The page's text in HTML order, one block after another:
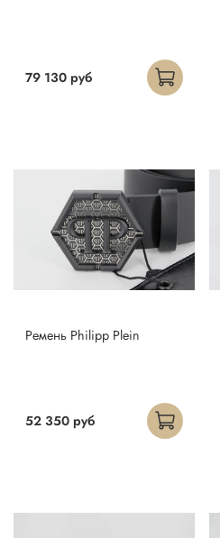
79 130 руб
Ремень Philipp Plein
52 350 руб